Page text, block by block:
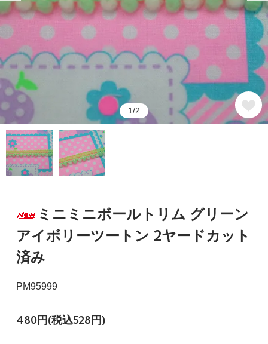
1/2
ミニミニボールトリム グリーン
アイボリーツートン 2ヤードカット
済み
PM95999
480円(税込528円)